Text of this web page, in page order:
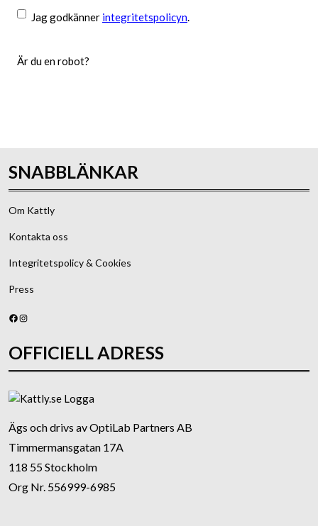
Jag godkänner integritetspolicyn.
Är du en robot?
SNABBLÄNKAR
Om Kattly
Kontakta oss
Integritetspolicy & Cookies
Press
Facebook
Instagram
OFFICIELL ADRESS
Ägs och drivs av OptiLab Partners AB
Timmermansgatan 17A
118 55 Stockholm
Org Nr. 556999-6985